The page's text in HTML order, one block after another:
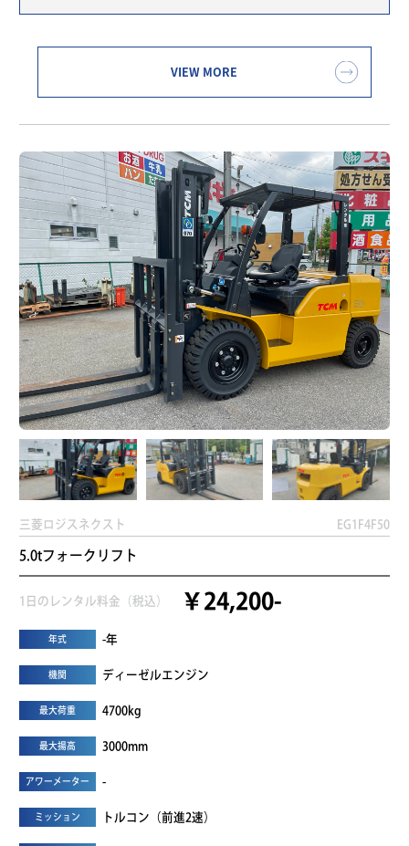
VIEW MORE
三菱ロジスネクスト EG1F4F50
5.0tフォークリフト
1日のレンタル料金（税込） ￥24,200-
年式 -年
機関 ディーゼルエンジン
最大荷重 4700kg
最大揚高 3000mm
アワーメーター -
ミッション トルコン（前進2速）